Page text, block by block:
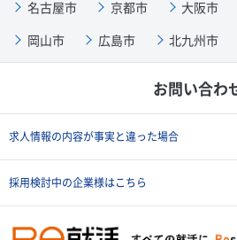
名古屋市
京都市 大阪市
岡山市
広島市 北九州市
お問い合わ
求人情報の内容が事実と違った場合
採用検討中の企業様はこちら